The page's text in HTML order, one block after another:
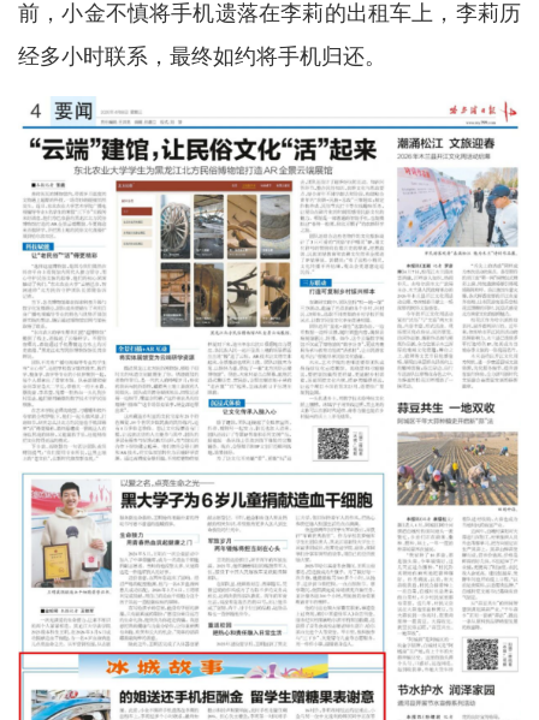
前，小金不慎将手机遗落在李莉的出租车上，李莉历
经多小时联系，最终如约将手机归还。